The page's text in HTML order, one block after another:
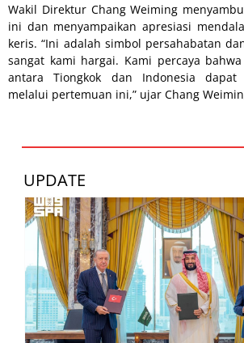
Wakil Direktur Chang Weiming
ini dan menyampaikan apresiasi
keris. “Ini adalah simbol persahabatan
sangat kami hargai. Kami percaya
antara Tiongkok dan Indonesia dapat
melalui pertemuan ini,” ujar Chang
UPDATE